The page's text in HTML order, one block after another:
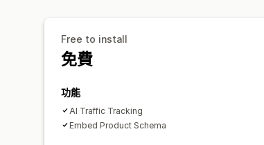
Free to install
免費
功能
AI Traffic Tracking
Embed Product Schema